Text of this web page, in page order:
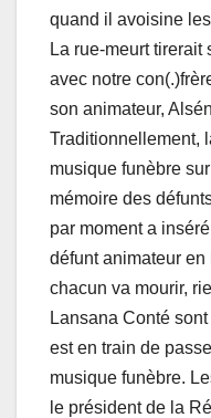
quand il avoisine
La rue-meurt tirerait
avec notre
son animateur,
Traditionnellement,
musique funèbre
mémoire des
par moment a
défunt animateur
chacun va mourir,
Lansana Conté
est en train de
musique funèbre.
le président de la